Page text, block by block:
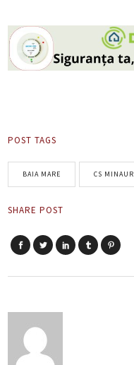
POST TAGS
BAIA MARE CS MINAUR
SHARE POST